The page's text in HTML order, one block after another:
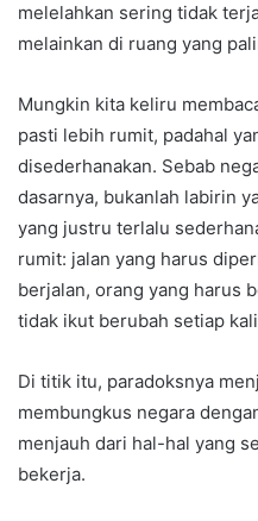
melelahkan sering tidak
melainkan di ruang yang
Mungkin kita keliru
pasti lebih rumit, padahal
disederhanakan. Sebab
dasarnya, bukanlah labirin
yang justru terlalu
rumit: jalan yang harus
berjalan, orang yang harus
tidak ikut berubah setiap
Di titik itu, paradoksnya
membungkus negara
menjauh dari hal-hal yang
bekerja.